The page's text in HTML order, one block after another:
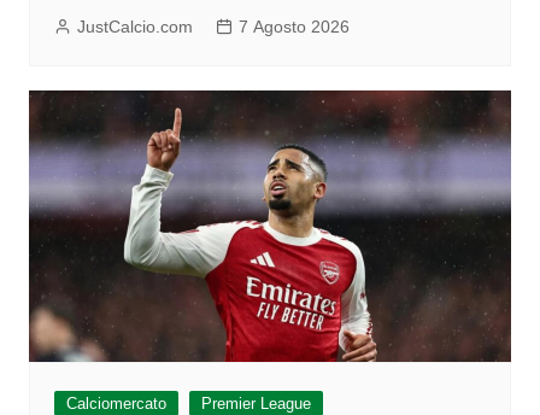
JustCalcio.com 7 Agosto 2026
Calciomercato Premier League